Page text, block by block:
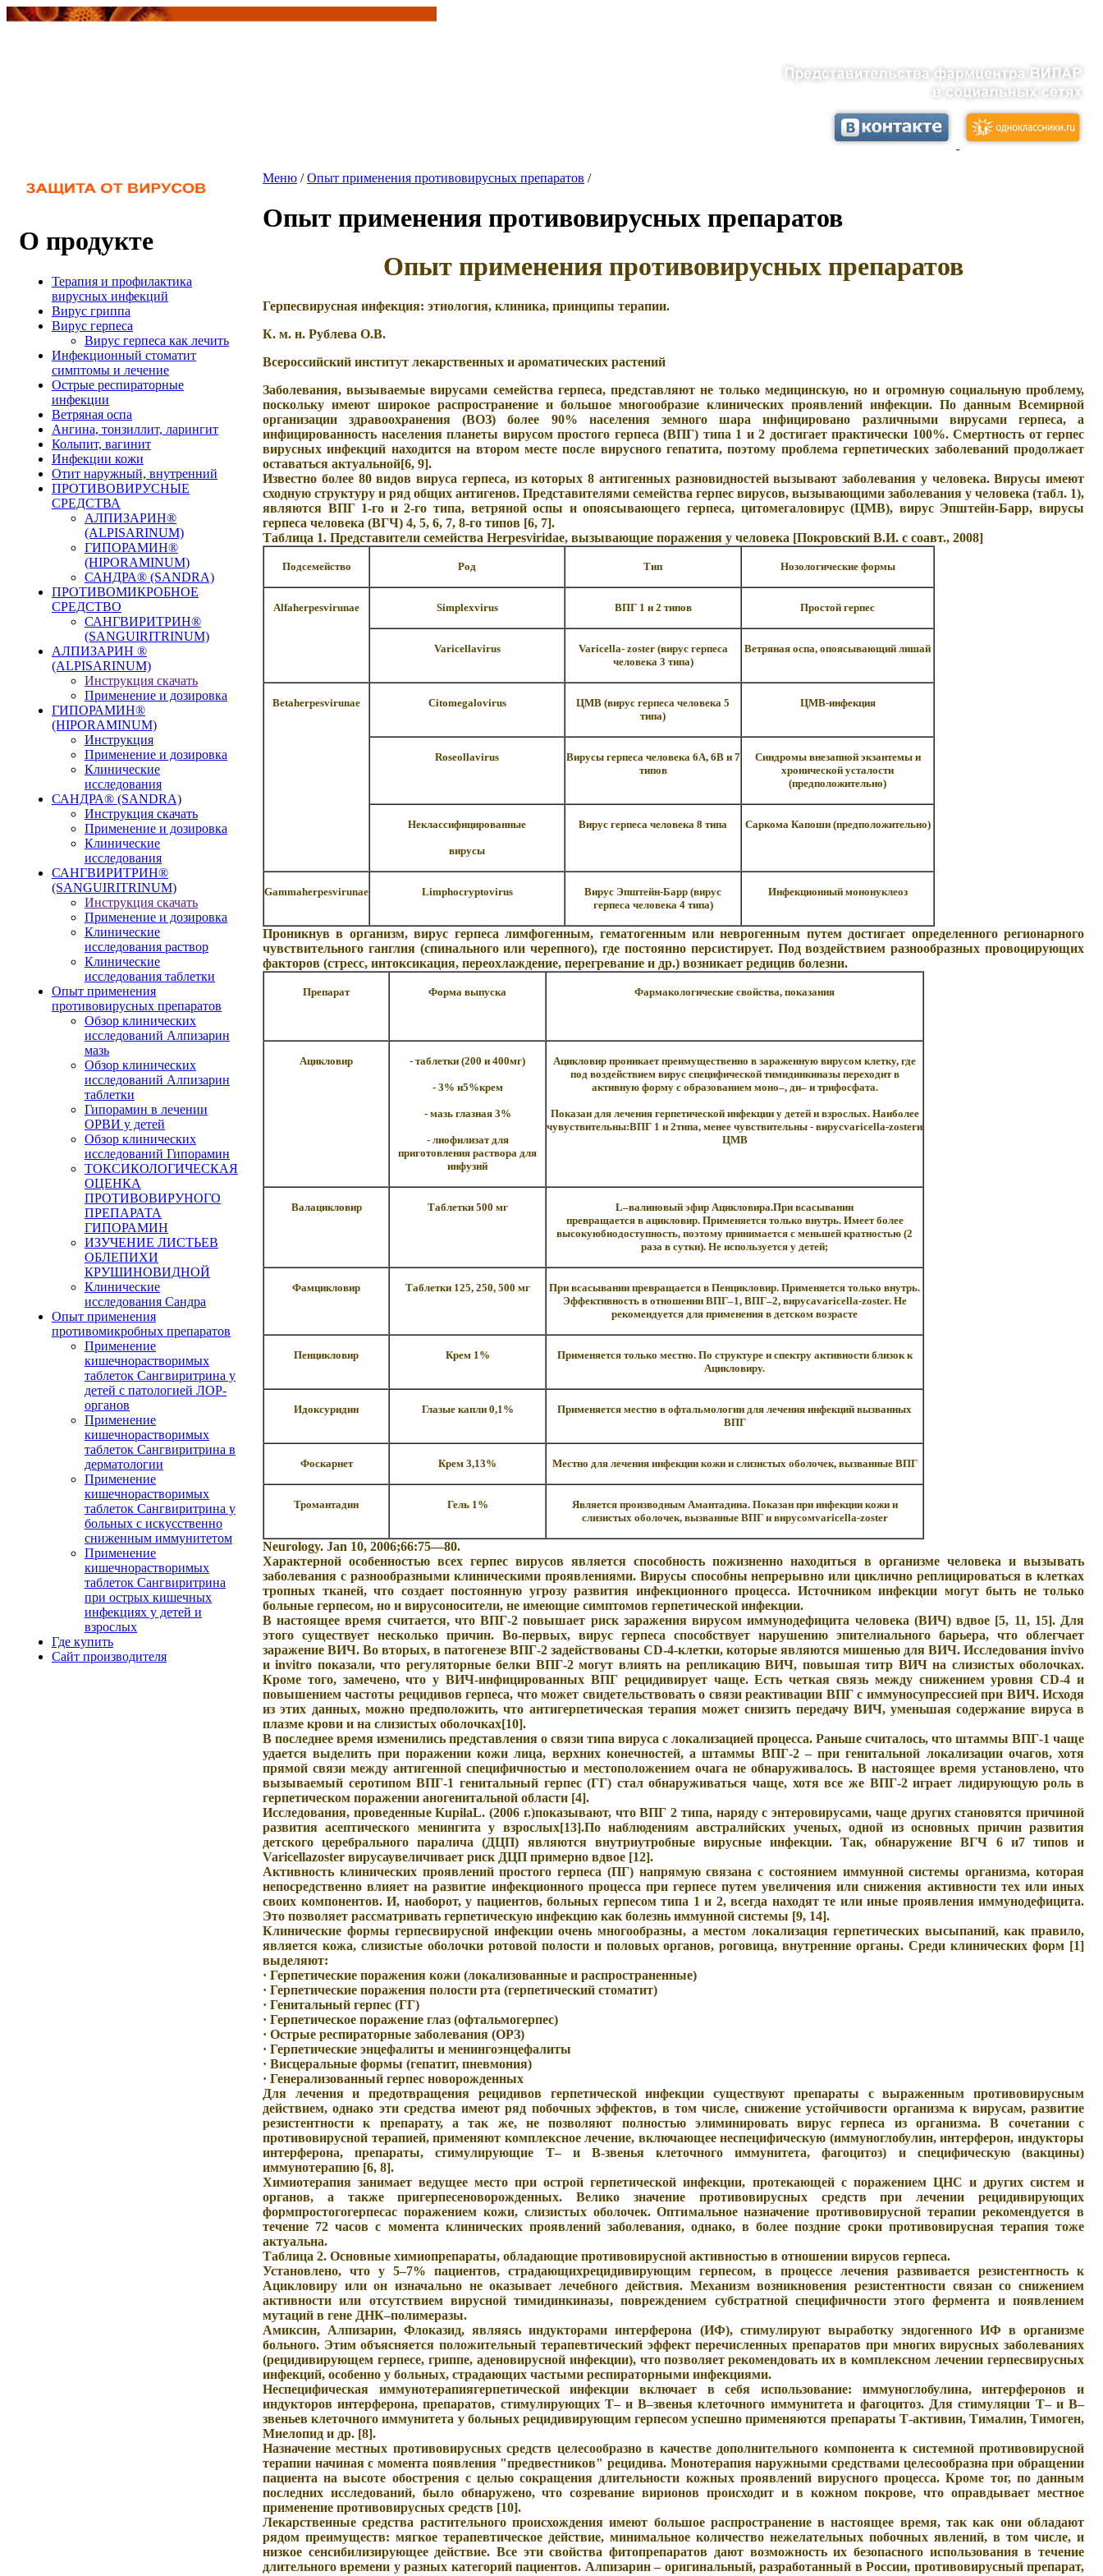
О продукте
Терапия и профилактика
вирусных инфекций
Вирус гриппа
Вирус герпеса
Вирус герпеса как лечить
Инфекционный стоматит
симптомы и лечение
Острые респираторные
инфекции
Ветряная оспа
Ангина, тонзиллит, ларингит
Кольпит, вагинит
Инфекции кожи
Отит наружный, внутренний
ПРОТИВОВИРУСНЫЕ
СРЕДСТВА
АЛПИЗАРИН®
(ALPISARINUM)
ГИПОРАМИН®
(HIPORAMINUM)
САНДРА® (SANDRA)
ПРОТИВОМИКРОБНОЕ
СРЕДСТВО
САНГВИРИТРИН®
(SANGUIRITRINUM)
АЛПИЗАРИН ®
(ALPISARINUM)
Инструкция скачать
Применение и дозировка
ГИПОРАМИН®
(HIPORAMINUM)
Инструкция
Применение и дозировка
Клинические
исследования
САНДРА® (SANDRA)
Инструкция скачать
Применение и дозировка
Клинические
исследования
САНГВИРИТРИН®
(SANGUIRITRINUM)
Инструкция скачать
Применение и дозировка
Клинические
исследования раствор
Клинические
исследования таблетки
Опыт применения
противовирусных препаратов
Обзор клинических
исследований Алпизарин
мазь
Обзор клинических
исследований Алпизарин
таблетки
Гипорамин в лечении
ОРВИ у детей
Обзор клинических
исследований Гипорамин
ТОКСИКОЛОГИЧЕСКАЯ
ОЦЕНКА
ПРОТИВОВИРУНОГО
ПРЕПАРАТА
ГИПОРАМИН
ИЗУЧЕНИЕ ЛИСТЬЕВ
ОБЛЕПИХИ
КРУШИНОВИДНОЙ
Клинические
исследования Сандра
Опыт применения
противомикробных препаратов
Применение
кишечнорастворимых
таблеток Сангвиритрина у
детей с патологией ЛОР-
органов
Применение
кишечнорастворимых
таблеток Сангвиритрина в
дерматологии
Применение
кишечнорастворимых
таблеток Сангвиритрина у
больных с искусственно
сниженным иммунитетом
Применение
кишечнорастворимых
таблеток Сангвиритрина
при острых кишечных
инфекциях у детей и
взрослых
Где купить
Сайт производителя
Меню /Опыт применения противовирусных препаратов /
Опыт применения противовирусных препаратов
Опыт применения противовирусных препаратов
Герпесвирусная инфекция: этиология, клиника, принципы терапии.
К. м. н. Рублева О.В.
Всероссийский институт лекарственных и ароматических растений
Заболевания, вызываемые вирусами семейства герпеса, представляют не только медицинскую, но и огромную социальную проблему,
поскольку имеют широкое распространение и большое многообразие клинических проявлений инфекции. По данным Всемирной
организации здравоохранения (ВОЗ) более 90% населения земного шара инфицировано различными вирусами герпеса, а
инфицированность населения планеты вирусом простого герпеса (ВПГ) типа 1 и 2 достигает практически 100%. Смертность от герпес
вирусных инфекций находится на втором месте после вирусного гепатита, поэтому проблема герпетических заболеваний продолжает
оставаться актуальной[6, 9].
Известно более 80 видов вируса герпеса, из которых 8 антигенных разновидностей вызывают заболевания у человека. Вирусы имеют
сходную структуру и ряд общих антигенов. Представителями семейства герпес вирусов, вызывающими заболевания у человека (табл. 1),
являются ВПГ 1-го и 2-го типа, ветряной оспы и опоясывающего герпеса, цитомегаловирус (ЦМВ), вирус Эпштейн-Барр, вирусы
герпеса человека (ВГЧ) 4, 5, 6, 7, 8-го типов [6, 7].
Таблица 1. Представители семейства Herpesviridae, вызывающие поражения у человека [Покровский В.И. с соавт., 2008]
Подсемейство Род Тип Нозологические формы
Alfaherpesvirunae Simplexvirus ВПГ 1 и 2 типов Простой герпес
Varicellavirus Varicella- zoster(вирус герпеса
человека 3 типа)
Ветряная оспа, опоясывающий лишай
Betaherpesvirunae Citomegalovirus
ЦМВ (вирус герпеса человека 5
типа)
ЦМВ-инфекция
Roseollavirus
Вирусы герпеса человека 6А, 6В и 7
типов
Синдромы внезапной экзантемы и
хронической усталости
(предположительно)
Неклассифицированные
вирусы
Вирус герпеса человека 8 типа Саркома Капоши (предположительно)
Gammaherpesvirunae Limphocryptovirus
Вирус Эпштейн-Барр (вирус
герпеса человека 4 типа)
Инфекционный мононуклеоз
Проникнув в организм, вирус герпеса лимфогенным, гематогенным или неврогенным путем достигает определенного регионарного
чувствительного ганглия (спинального или черепного), где постоянно персистирует. Под воздействием разнообразных провоцирующих
факторов (стресс, интоксикация, переохлаждение, перегревание и др.) возникает редицив болезни.
Препарат Форма выпуска Фармакологические свойства, показания
Ацикловир - таблетки (200 и 400мг)
- 3% и5%крем
- мазь глазная 3%
- лиофилизат для
приготовления раствора для
инфузий
Ацикловир проникает преимущественно в зараженную вирусом клетку, где
под воздействием вирус специфической тимидинкиназы переходит в
активную форму с образованием моно–, ди– и трифосфата.
Показан для лечения герпетической инфекции у детей и взрослых. Наиболее
чувуствительны:ВПГ 1 и 2типа, менее чувствительны - вирусvaricella-zosterи
ЦМВ
Валацикловир Таблетки 500 мг
L–валиновый эфир Ацикловира.При всасывании
превращается в ацикловир. Применяется только внутрь. Имеет более
высокуюбиодоступность, поэтому принимается с меньшей кратностью (2
раза в сутки). Не используется у детей;
Фамцикловир Таблетки 125, 250, 500 мг
При всасывании превращается в Пенцикловир. Применяется только внутрь.
Эффективность в отношении ВПГ–1, ВПГ–2, вирусаvaricella-zoster. Не
рекомендуется для применения в детском возрасте
Пенцикловир Крем 1%
Применяется только местно. По структуре и спектру активности близок к
Ацикловиру.
Идоксуридин Глазые капли 0,1%
Применяется местно в офтальмологии для лечения инфекций вызванных
ВПГ
Фоскарнет Крем 3,13% Местно для лечения инфекции кожи и слизистых оболочек, вызванные ВПГ
Тромантадин Гель 1%
Является производным Амантадина. Показан при инфекции кожи и
слизистых оболочек, вызванные ВПГ и вирусомvaricella-zoster
Neurology. Jan 10, 2006;66:75—80.
Характерной особенностью всех герпес вирусов является способность пожизненно находиться в организме человека и вызывать
заболевания с разнообразными клиническими проявлениями. Вирусы способны непрерывно или циклично реплицироваться в клетках
тропных тканей, что создает постоянную угрозу развития инфекционного процесса. Источником инфекции могут быть не только
больные герпесом, но и вирусоносители, не имеющие симптомов герпетической инфекции.
В настоящее время считается, что ВПГ-2 повышает риск заражения вирусом иммунодефицита человека (ВИЧ) вдвое [5, 11, 15]. Для
этого существует несколько причин. Во-первых, вирус герпеса способствует нарушению эпителиального барьера, что облегчает
заражение ВИЧ. Во вторых, в патогенезе ВПГ-2 задействованы CD-4-клетки, которые являются мишенью для ВИЧ. Исследования invivo
и invitro показали, что регуляторные белки ВПГ-2 могут влиять на репликацию ВИЧ, повышая титр ВИЧ на слизистых оболочках.
Кроме того, замечено, что у ВИЧ-инфицированных ВПГ рецидивирует чаще. Есть четкая связь между снижением уровня CD-4 и
повышением частоты рецидивов герпеса, что может свидетельствовать о связи реактивации ВПГ с иммуносупрессией при ВИЧ. Исходя
из этих данных, можно предположить, что антигерпетическая терапия может снизить передачу ВИЧ, уменьшая содержание вируса в
плазме крови и на слизистых оболочках[10].
В последнее время изменились представления о связи типа вируса с локализацией процесса. Раньше считалось, что штаммы ВПГ-1 чаще
удается выделить при поражении кожи лица, верхних конечностей, а штаммы ВПГ-2 – при генитальной локализации очагов, хотя
прямой связи между антигенной специфичностью и местоположением очага не обнаруживалось. В настоящее время установлено, что
вызываемый серотипом ВПГ-1 генитальный герпес (ГГ) стал обнаруживаться чаще, хотя все же ВПГ-2 играет лидирующую роль в
герпетическом поражении аногенитальной области [4].
Исследования, проведенныеKupilaL. (2006 г.)показывают, что ВПГ 2 типа, наряду с энтеровирусами, чаще других становятся причиной
развития асептического менингита у взрослых[13].По наблюдениям австралийских ученых, одной из основных причин развития
детского церебрального паралича (ДЦП) являются внутриутробные вирусные инфекции. Так, обнаружение ВГЧ 6 и7 типов и
Varicellazoster вирусаувеличивает риск ДЦП примерно вдвое [12].
Активность клинических проявлений простого герпеса (ПГ) напрямую связана с состоянием иммунной системы организма, которая
непосредственно влияет на развитие инфекционного процесса при герпесе путем увеличения или снижения активности тех или иных
своих компонентов. И, наоборот, у пациентов, больных герпесом типа 1 и 2, всегда находят те или иные проявления иммунодефицита.
Это позволяет рассматривать герпетическую инфекцию как болезнь иммунной системы [9, 14].
Клинические формы герпесвирусной инфекции очень многообразны, а местом локализация герпетических высыпаний, как правило,
является кожа, слизистые оболочки ротовой полости и половых органов, роговица, внутренние органы. Среди клинических форм [1]
выделяют:
· Герпетические поражения кожи (локализованные и распространенные)
· Герпетические поражения полости рта (герпетический стоматит)
· Генитальный герпес (ГГ)
· Герпетическое поражение глаз (офтальмогерпес)
· Острые респираторные заболевания (ОРЗ)
· Герпетические энцефалиты и менингоэнцефалиты
· Висцеральные формы (гепатит, пневмония)
· Генерализованный герпес новорожденных
Для лечения и предотвращения рецидивов герпетической инфекции существуют препараты с выраженным противовирусным
действием, однако эти средства имеют ряд побочных эффектов, в том числе, снижение устойчивости организма к вирусам, развитие
резистентности к препарату, а так же, не позволяют полностью элиминировать вирус герпеса из организма. В сочетании с
противовирусной терапией, применяют комплексное лечение, включающее неспецифическую (иммуноглобулин, интерферон, индукторы
интерферона, препараты, стимулирующие Т– и В-звенья клеточного иммунитета, фагоцитоз) и специфическую (вакцины)
иммунотерапию [6, 8].
Химиотерапия занимает ведущее место при острой герпетической инфекции, протекающей с поражением ЦНС и других систем и
органов, а также пригерпесеноворожденных. Велико значение противовирусных средств при лечении рецидивирующих
формпростогогерпесас поражением кожи, слизистых оболочек. Оптимальное назначение противовирусной терапии рекомендуется в
течение 72 часов с момента клинических проявлений заболевания, однако, в более поздние сроки противовирусная терапия тоже
актуальна.
Таблица 2. Основные химиопрепараты, обладающие противовирусной активностью в отношении вирусов герпеса.
Установлено, что у 5–7% пациентов, страдающихрецидивирующим герпесом, в процессе лечения развивается резистентность к
Ацикловиру или он изначально не оказывает лечебного действия. Механизм возникновения резистентности связан со снижением
активности или отсутствием вирусной тимидинкиназы, повреждением субстратной специфичности этого фермента и появлением
мутаций в гене ДНК–полимеразы.
Амиксин, Алпизарин, Флоказид, являясь индукторами интерферона (ИФ), стимулируют выработку эндогенного ИФ в организме
больного. Этим объясняется положительный терапевтический эффект перечисленных препаратов при многих вирусных заболеваниях
(рецидивирующем герпесе, гриппе, аденовирусной инфекции), что позволяет рекомендовать их в комплексном лечении герпесвирусных
инфекций, особенно у больных, страдающих частыми респираторными инфекциями.
Неспецифическая иммунотерапиягерпетической инфекции включает в себя использование: иммуноглобулина, интерферонов и
индукторов интерферона, препаратов, стимулирующих Т– и В–звенья клеточного иммунитета и фагоцитоз. Для стимуляции Т– и В–
звеньев клеточного иммунитета у больных рецидивирующим герпесом успешно применяются препараты Т-активин, Тималин, Тимоген,
Миелопид и др. [8].
Назначение местных противовирусных средств целесообразно в качестве дополнительного компонента к системной противовирусной
терапии начиная с момента появления "предвестников" рецидива. Монотерапия наружными средствами целесообразна при обращении
пациента на высоте обострения с целью сокращения длительности кожных проявлений вирусного процесса. Кроме тог, по данным
последних исследований, было обнаружено, что созревание вирионов происходит и в кожном покрове, что оправдывает местное
применение противовирусных средств [10].
Лекарственные средства растительного происхождения имеют большое распространение в настоящее время, так как они обладают
рядом преимуществ: мягкое терапевтическое действие, минимальное количество нежелательных побочных явлений, в том числе, и
низкое сенсибилизирующее действие. Все эти свойства фитопрепаратов дают возможность их безопасного использования в течение
длительного времени у разных категорий пациентов. Алпизарин – оригинальный, разработанный в России, противовирусный препарат,